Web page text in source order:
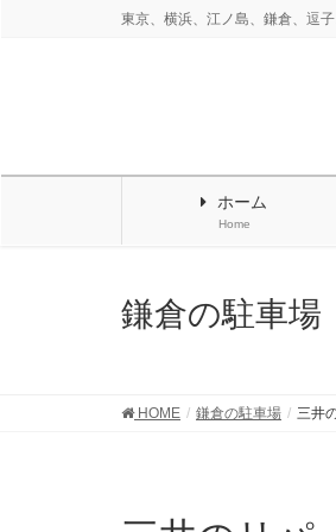
東京、横浜、江ノ島、鎌倉、逗
ホーム
Home
鎌倉の駐車場
HOME 鎌倉の駐車場 三井